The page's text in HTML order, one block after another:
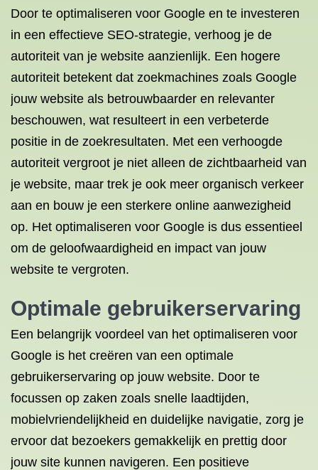
Door te optimaliseren voor Google en te investeren
in een effectieve SEO-strategie, verhoog je de
autoriteit van je website aanzienlijk. Een hogere
autoriteit betekent dat zoekmachines zoals Google
jouw website als betrouwbaarder en relevanter
beschouwen, wat resulteert in een verbeterde
positie in de zoekresultaten. Met een verhoogde
autoriteit vergroot je niet alleen de zichtbaarheid van
je website, maar trek je ook meer organisch verkeer
aan en bouw je een sterkere online aanwezigheid
op. Het optimaliseren voor Google is dus essentieel
om de geloofwaardigheid en impact van jouw
website te vergroten.
Optimale gebruikerservaring
Een belangrijk voordeel van het optimaliseren voor
Google is het creëren van een optimale
gebruikerservaring op jouw website. Door te
focussen op zaken zoals snelle laadtijden,
mobielvriendelijkheid en duidelijke navigatie, zorg je
ervoor dat bezoekers gemakkelijk en prettig door
jouw site kunnen navigeren. Een positieve